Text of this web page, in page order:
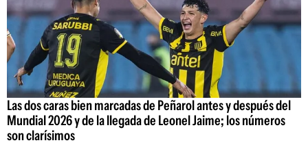
Las dos caras bien marcadas de Peñarol antes y después del
Mundial 2026 y de la llegada de Leonel Jaime; los números
son clarísimos